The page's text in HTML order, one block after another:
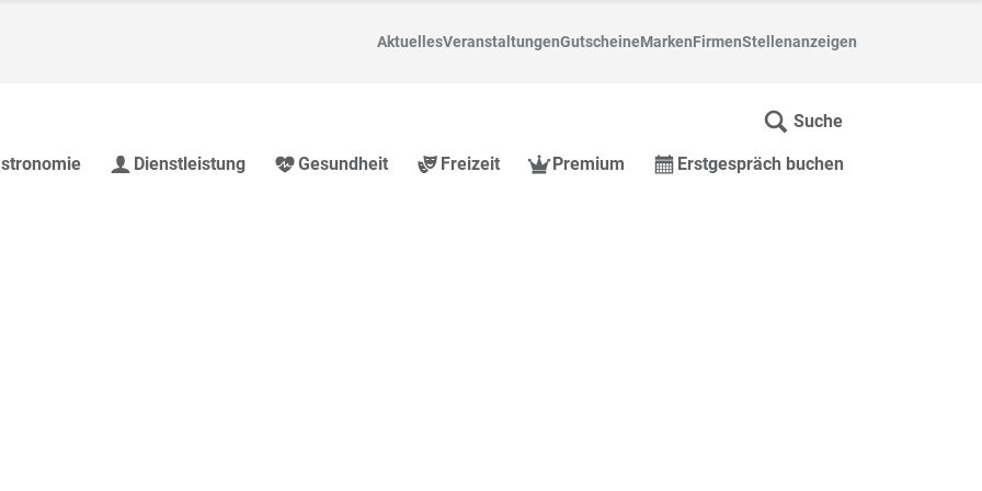
AktuellesVeranstaltungenGutscheineMarkenFirmenStellenanzeigen
Dienstleistung Gesundheit Freizeit Premium Erstgespräch buchen
Suche